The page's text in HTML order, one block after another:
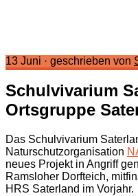
13 Juni · geschrieben von
Schulvivarium
Ortsgruppe
Das Schulvivarium
Naturschutzorganisation
neues Projekt in Angriff
Ramsloher Dorfteich,
HRS Saterland im Vorjahr.